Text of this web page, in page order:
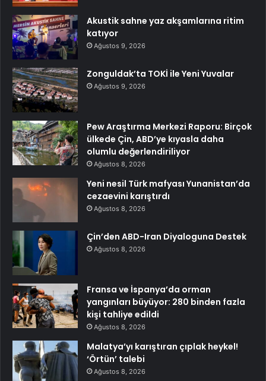
Akustik sahne yaz akşamlarına ritim
katıyor
Ağustos 9, 2026
Zonguldak’ta TOKİ ile Yeni Yuvalar
Ağustos 9, 2026
Pew Araştırma Merkezi Raporu: Birçok
ülkede Çin, ABD’ye kıyasla daha
olumlu değerlendiriliyor
Ağustos 8, 2026
Yeni nesil Türk mafyası Yunanistan’da
cezaevini karıştırdı
Ağustos 8, 2026
Çin’den ABD-Iran Diyaloguna Destek
Ağustos 8, 2026
Fransa ve İspanya’da orman
yangınları büyüyor: 280 binden fazla
kişi tahliye edildi
Ağustos 8, 2026
Malatya’yı karıştıran çıplak heykel!
‘Örtün’ talebi
Ağustos 8, 2026